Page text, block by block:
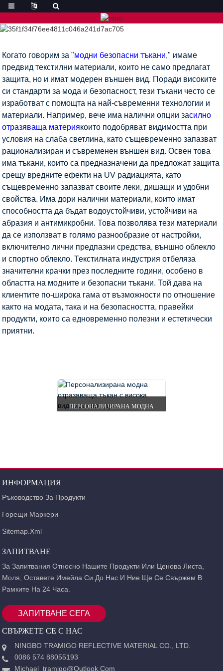
Когато говорим за "модни безопасни тъкани," имаме
предвид текстилни материали, които не само предлагат
защита, но и имат модерен външен вид. Поради високите
си стандарти за мода и безопасност, тези тъкани често се
изработват с помощта на най-съвременни технологии и
материали. Например, вече има налични опции засилно
отразяваща материякоито подобряват видимостта при
условия на слаба светлина, като същевременно запазват
рационализиран и съвременен външен вид. Освен това
има тъкани, които са предназначени да предложат защита
срещу вредните ефекти на UV радиацията, като
същевременно запазват своите леки, дишащи и удобни
свойства. Има дори налични материали, които имат
способността да бъдат водоустойчиви, устойчиви на
абразия и антимикробни. Това позволява тези материали
да се използват в голямо разнообразие от настройки,
включително лични предпазни средства, външно облекло
и спортно облекло. Текстилната индустрия отбеляза
значителни крачки през последните години, особено в
областта на модните и безопасни тъкани. Той дава на
клиентите по-широка гама от възможности по отношение
както на модата, така и на безопасността, правейки
продукти, които са едновременно полезни и естетически
приятни.
ПЕРСОНАЛИЗИРАНА МОДНА
ИНФОРМАЦИЯ
Ръководство За Продукти
Горещи Маркери
Sitemap.xml
ЗАПИТВАНЕ
За Запитвания Относно Нашите Продукти Или Ценова Листа,
Моля, Оставете Имейла Си До Нас И Ние Ще Се Свържем В
Рамките На 24 Часа.
ЗАПИТВАНЕ СЕГА
СВЪРЖЕТЕ СЕ С НАС
NINGBO TRAMIGO REFLECTIVE MATERIAL CO., LTD.
0086 574 88055193
Michael_tramigo@outlook.com